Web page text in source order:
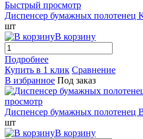
Быстрый просмотр
Диспенсер бумажных полотенец
шт
В корзину
Подробнее
Купить в 1 клик Сравнение
В избранное Под заказ
просмотр
Диспенсер бумажных полотенец
шт
В корзину